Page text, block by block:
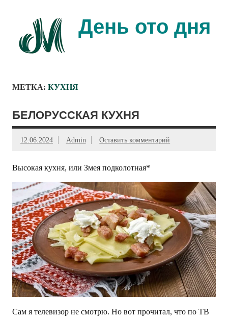
содержимому
День ото дня
МЕТКА: КУХНЯ
БЕЛОРУССКАЯ КУХНЯ
12.06.2024 Admin Оставить комментарий
Высокая кухня, или Змея подколотная*
Сам я телевизор не смотрю. Но вот прочитал, что по ТВ